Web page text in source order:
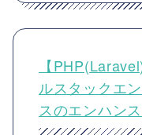
【
ルスタックエ
スのエンハン